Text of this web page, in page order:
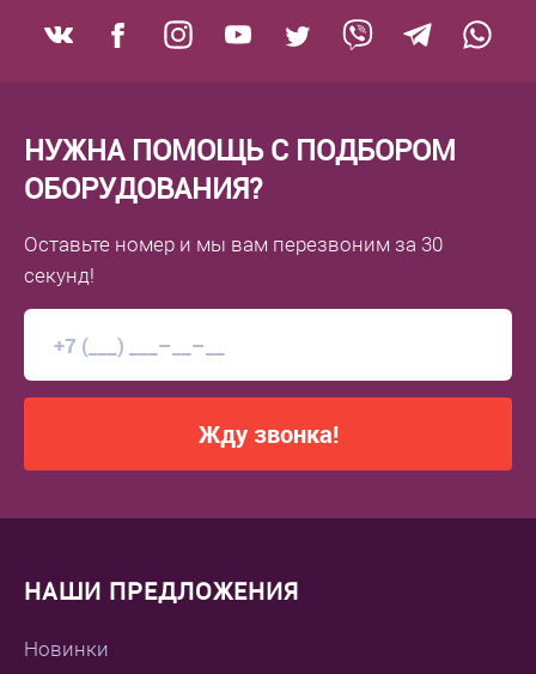
НУЖНА ПОМОЩЬ С ПОДБОРОМ
ОБОРУДОВАНИЯ?
Оставьте номер и мы вам перезвоним за 30
секунд!
Жду звонка!
НАШИ ПРЕДЛОЖЕНИЯ
Новинки